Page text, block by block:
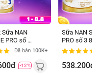
2-6
tuổi
Sữa NAN
PRO số 3
tuổi)Đã bán 100K+
-12%
Sữa NAN
PRO số 3
tuổi) (giao
ngẫu nhiên)
538.200đ